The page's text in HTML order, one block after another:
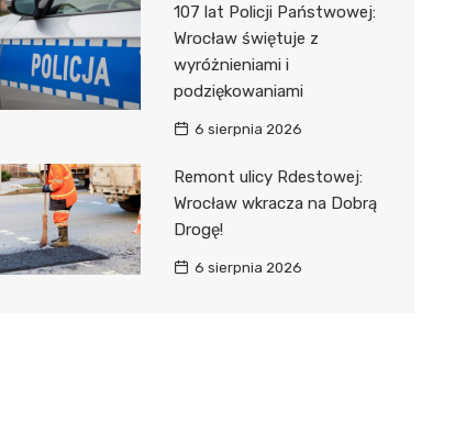
107 lat Policji Państwowej:
Wrocław świętuje z
wyróżnieniami i
podziękowaniami
6 sierpnia 2026
Remont ulicy Rdestowej:
Wrocław wkracza na Dobrą
Drogę!
6 sierpnia 2026